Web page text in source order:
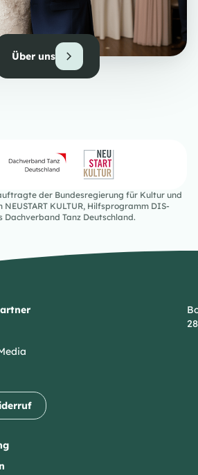
Über uns
der Bundesregierung für Kultur und
KULTUR, Hilfsprogramm DIS-
Dachverband Tanz Deutschland.